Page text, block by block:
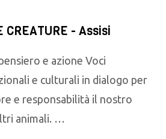
CREATURE - Assisi
e azione Voci
e culturali in dialogo per
e responsabilità il nostro
animali. …